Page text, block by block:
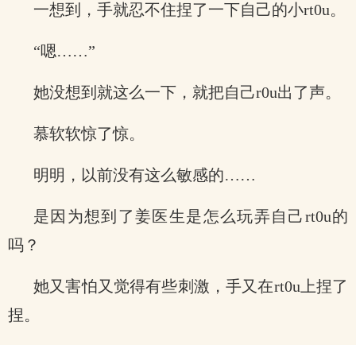
一想到，手就忍不住捏了一下自己的小rt0u。
“嗯……”
她没想到就这么一下，就把自己r0u出了声。
慕软软惊了惊。
明明，以前没有这么敏感的……
是因为想到了姜医生是怎么玩弄自己rt0u的
吗？
她又害怕又觉得有些刺激，手又在rt0u上捏了
捏。